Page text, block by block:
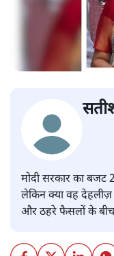
मोदी सरकार का बजट
लेकिन क्या वह देहलीज़
और ठहरे फैसलों के बीच